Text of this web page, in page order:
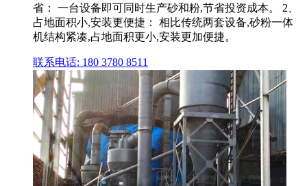
省： 一台设备即可同时生产砂和粉,节省投资成本。 2、
占地面积小,安装更便捷： 相比传统两套设备,砂粉一体
机结构紧凑,占地面积更小,安装更加便捷。
联系电话: 180 3780 8511